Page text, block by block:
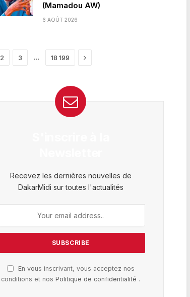
(Mamadou AW)
6 AOÛT 2026
2 3 … 18 199 Next
Recevez les dernières nouvelles de
DakarMidi sur toutes l'actualités
En vous inscrivant, vous acceptez nos
conditions et nosPolitique de confidentialité .